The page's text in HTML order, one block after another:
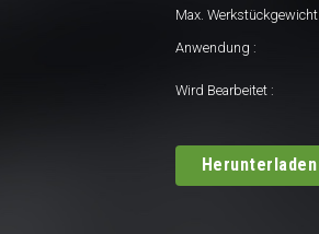
Max. Werkstückgewicht
Anwendung :
Wird Bearbeitet :
Herunterladen